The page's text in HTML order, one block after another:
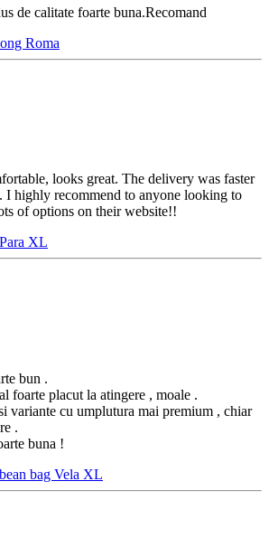
de calitate foarte buna.Recomand
Roma
looks great. The delivery was faster
I highly recommend to anyone looking to
of options on their website!!
XL
bun .
foarte placut la atingere , moale .
variante cu umplutura mai premium , chiar
.
buna !
bag Vela XL